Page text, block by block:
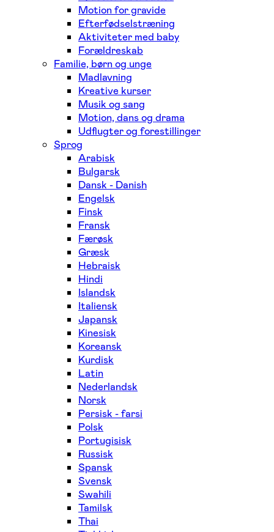
Motion for gravide
Efterfødselstræning
Aktiviteter med baby
Forældreskab
Familie, børn og unge
Madlavning
Kreative kurser
Musik og sang
Motion, dans og drama
Udflugter og forestillinger
Sprog
Arabisk
Bulgarsk
Dansk - Danish
Engelsk
Finsk
Fransk
Færøsk
Græsk
Hebraisk
Hindi
Islandsk
Italiensk
Japansk
Kinesisk
Koreansk
Kurdisk
Latin
Nederlandsk
Norsk
Persisk - farsi
Polsk
Portugisisk
Russisk
Spansk
Svensk
Swahili
Tamilsk
Thai